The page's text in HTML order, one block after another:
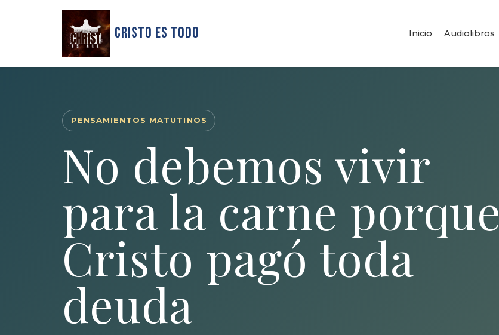
Cristo Es Todo Inicio Audiolibros
PENSAMIENTOS MATUTINOS
No debemos vivir
para la carne porque
Cristo pagó toda
deuda